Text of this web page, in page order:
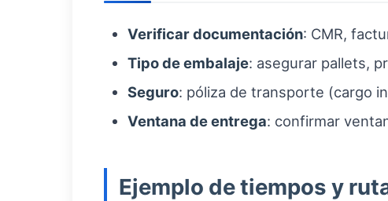
Verificar documentación: CMR,
Tipo de embalaje: asegurar pallets,
Seguro: póliza de transporte (cargo
Ventana de entrega: confirmar
Ejemplo de tiempos y